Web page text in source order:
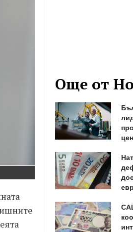
Още от